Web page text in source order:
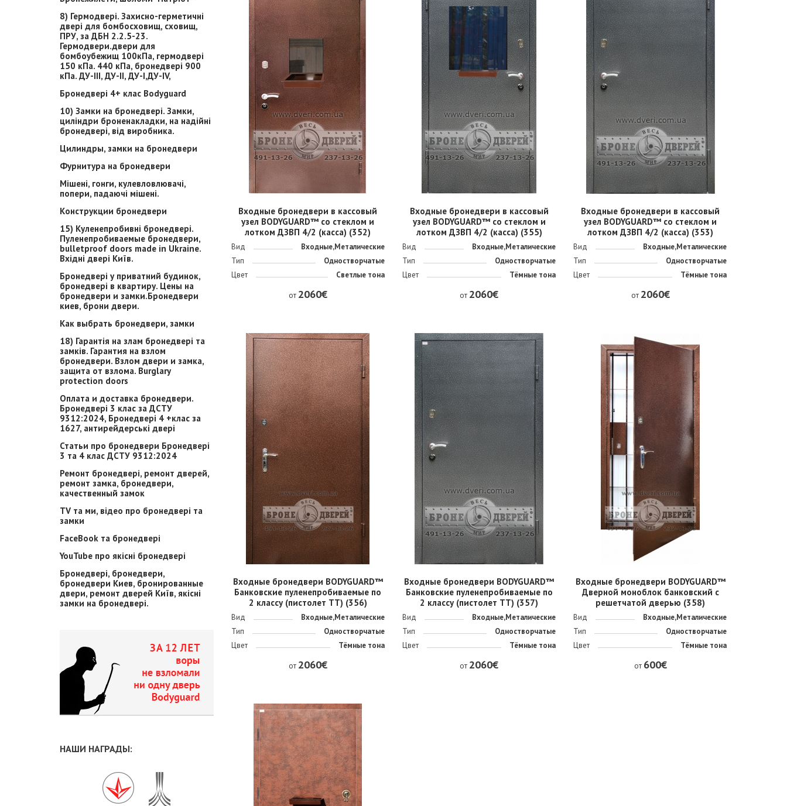
8) Гермодвері. Захисно-герметичні
двері для бомбосховищ, сховищ,
ПРУ, за ДБН 2.2.5-23.
Гермодвери.двери для
бомбоубежищ 100кПа, гермодвері
150 кПа. 440 кПа, бронедвері 900
кПа. ДУ-ІІІ, ДУ-ІІ, ДУ-І,ДУ-ІV,
Бронедвері 4+ клас Bodyguard
10) Замки на бронедвері. Замки,
циліндри броненакладки, на надійні
бронедвері, від виробника.
Цилиндры, замки на бронедвери
Фурнитура на бронедвери
Мішені, гонги, кулевловлювачі,
попери, падаючі мішені.
Конструкции бронедвери
15) Куленепробивні бронедвері.
Пуленепробиваемые бронедвери,
bulletproof doors made in Ukraine.
Вхідні двері Київ.
Бронедвері у приватний будинок,
бронедвері в квартиру. Цены на
бронедвери и замки.Бронедвери
киев, брони двери.
Как выбрать бронедвери, замки
18) Гарантія на злам бронедвері та
замків. Гарантия на взлом
бронедвери. Взлом двери и замка,
защита от взлома. Burglary
protection doors
Оплата и доставка бронедвери.
Бронедвері 3 клас за ДСТУ
9312:2024, Бронедвері 4 +клас за
1627, антирейдерські двері
Статьи про бронедвери Бронедвері
3 та 4 клас ДСТУ 9312:2024
Ремонт бронедвері, ремонт дверей,
ремонт замка, бронедвери,
качественный замок
TV та ми, відео про бронедвері та
замки
FaceBook та бронедвері
YouTube про якісні бронедвері
Бронедвері, бронедвери,
бронедвери Киев, бронированные
двери, ремонт дверей Київ, якісні
замки на бронедвері.
НАШИ НАГРАДЫ:
Входные бронедвери в кассовый
узел BODYGUARD™ со стеклом и
лотком ДЗВП 4/2 (касса) (352)
Вид
Входные,Металические
Тип
Одностворчатые
Цвет
Светлые тона
от 2060€
Входные бронедвери в кассовый
узел BODYGUARD™ со стеклом и
лотком ДЗВП 4/2 (касса) (355)
Вид
Входные,Металические
Тип
Одностворчатые
Цвет
Тёмные тона
от 2060€
Входные бронедвери в кассовый
узел BODYGUARD™ со стеклом и
лотком ДЗВП 4/2 (касса) (353)
Вид
Входные,Металические
Тип
Одностворчатые
Цвет
Тёмные тона
от 2060€
Входные бронедвери BODYGUARD™
Банковские пуленепробиваемые по
2 классу (пистолет ТТ) (356)
Вид
Входные,Металические
Тип
Одностворчатые
Цвет
Тёмные тона
от 2060€
Входные бронедвери BODYGUARD™
Банковские пуленепробиваемые по
2 классу (пистолет ТТ) (357)
Вид
Входные,Металические
Тип
Одностворчатые
Цвет
Тёмные тона
от 2060€
Входные бронедвери BODYGUARD™
Дверной моноблок банковский с
решетчатой дверью (358)
Вид
Входные,Металические
Тип
Одностворчатые
Цвет
Тёмные тона
от 600€